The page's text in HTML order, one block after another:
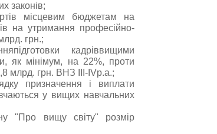
законів;
місцевим бюджетам на
на утримання професійно-
грн.;
кадріввищими
як мінімум, на 22%, проти
млрд. грн. ВНЗ ІІІ-ІVр.а.;
призначення і виплати
у вищих навчальних
"Про вищу світу" розмір